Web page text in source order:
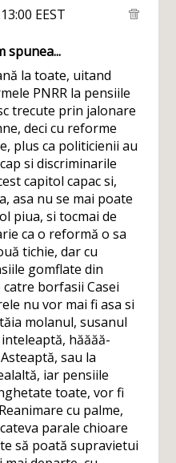
EEST
spunea...
la toate, uitand
PNRR la pensiile
trecute prin jalonare
deci cu reforme
plus ca politicienii au
si discriminarile
capitol capac si,
asa nu se mai poate
piua, si tocmai de
ca o reformă o sa
tichie, dar cu
gomflate din
borfasii Casei
nu vor mai fi asa si
molanul, susanul
hăăăă-
sau la
iar pensiile
toate, vor fi
cu palme,
parale chioare
să poată supravietui